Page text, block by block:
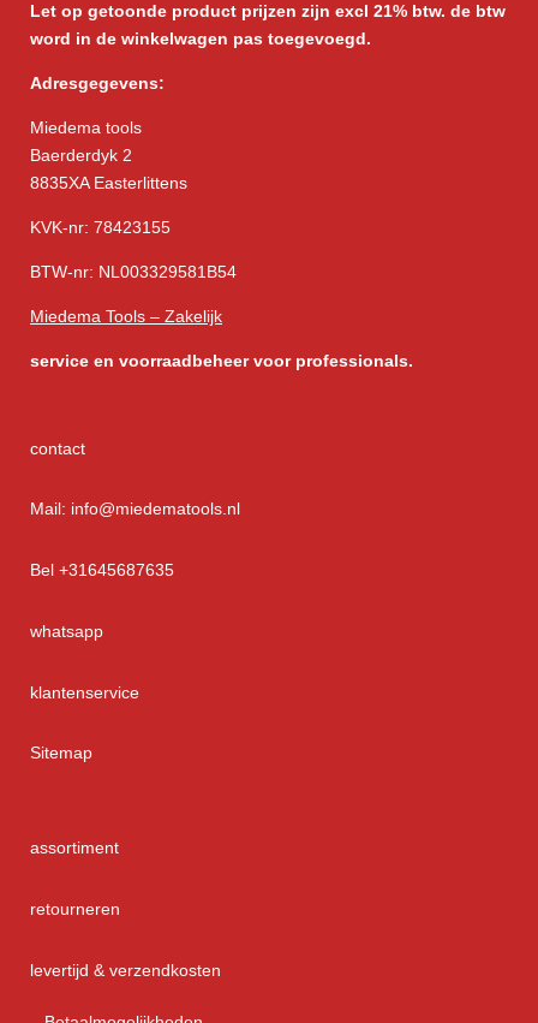
Let op getoonde product prijzen zijn excl 21% btw. de btw
word in de winkelwagen pas toegevoegd.
Adresgegevens:
Miedema tools
Baerderdyk 2
8835XA Easterlittens
KVK-nr: 78423155
BTW-nr: NL003329581B54
Miedema Tools – Zakelijk
service en voorraadbeheer voor professionals.
contact
Mail: info@miedematools.nl
Bel +31645687635
whatsapp
klantenservice
Sitemap
assortiment
retourneren
levertijd & verzendkosten